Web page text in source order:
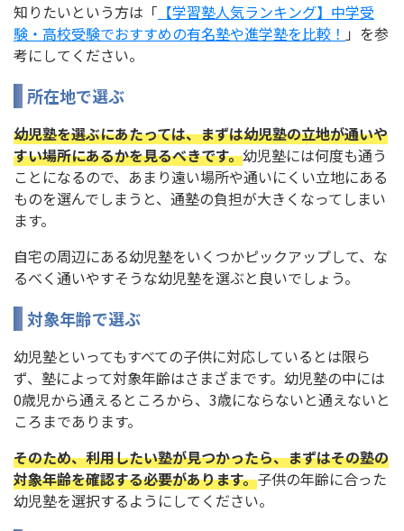
知りたいという方は「 【学習塾人気ランキング】中学受
験・高校受験でおすすめの有名塾や進学塾を比較！ 」を参
考にしてください。
所在地で選ぶ
幼児塾を選ぶにあたっては、まずは幼児塾の立地が通いや
すい場所にあるかを見るべきです。幼児塾には何度も通う
ことになるので、あまり遠い場所や通いにくい立地にある
ものを選んでしまうと、通塾の負担が大きくなってしまい
ます。
自宅の周辺にある幼児塾をいくつかピックアップして、な
るべく通いやすそうな幼児塾を選ぶと良いでしょう。
対象年齢で選ぶ
幼児塾といってもすべての子供に対応しているとは限ら
ず、塾によって対象年齢はさまざまです。幼児塾の中には
0歳児から通えるところから、3歳にならないと通えないと
ころまであります。
そのため、利用したい塾が見つかったら、まずはその塾の
対象年齢を確認する必要があります。子供の年齢に合った
幼児塾を選択するようにしてください。